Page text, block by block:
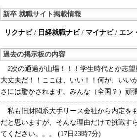
し、雰囲気は少し圧迫だと感じた人も
いるかもしれません。私は、ここにく
るまでにかなりの数の面接をこなして
きたせいか、まったく緊張せずできま
した。雰囲気に飲み込まれず冷静に受
け答えしていけば大丈夫だと思いま
す。
新卒 就職サイト掲載情報
リクナビ/ 日経就職ナビ/ マイナビ/ エン
過去の掲示板の内容
2次の通過が山場！！！学生時代とか志
大丈夫だ！！ここは、いい！！何が、いい
さには驚かされます。みんな（全国？）頑
私も旧財閥系大手リース会社から内定を
だと思いますが、そんな理由だけで挑戦す
てください。。。 (17日23時7分)